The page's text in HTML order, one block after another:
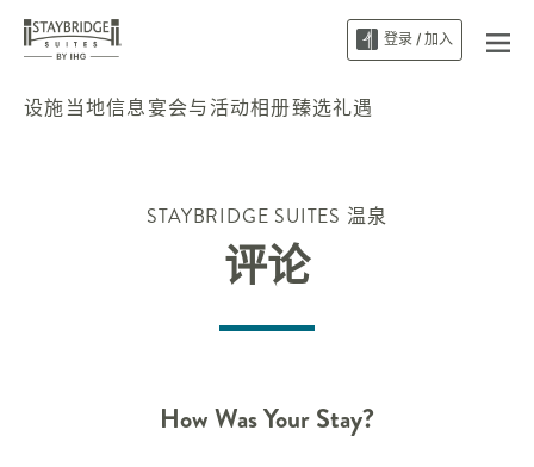
登录 / 加入
设施当地信息宴会与活动相册臻选礼遇
STAYBRIDGE SUITES 温泉
评论
How Was Your Stay?